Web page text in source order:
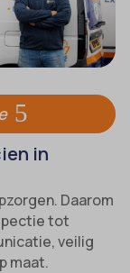
in
Daarom
tot
veilig
maat.